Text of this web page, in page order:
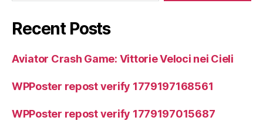
Recent Posts
Aviator Crash Game: Vittorie Veloci nei Cieli
WPPoster repost verify 1779197168561
WPPoster repost verify 1779197015687